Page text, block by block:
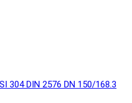
DIN 2576 DN 150/168.3